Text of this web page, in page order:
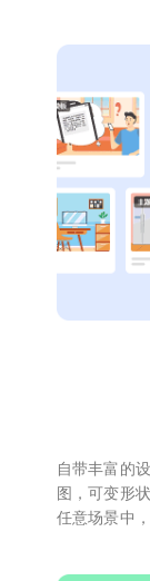
自带丰富的
图，可变形
任意场景中